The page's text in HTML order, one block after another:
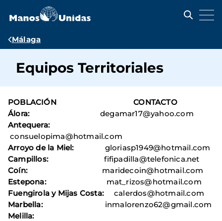
contenido
Ruta
navegación
Málaga
Equipos Territoriales
POBLACIÓN CONTACTO
Álora: degamar17@yahoo.com
Antequera:
consuelopima@hotmail.com
Arroyo de la Miel: gloriasp1949@hotmail.com
Campillos:fifipadilla@telefonica.net
Coín: maridecoin@hotmail.com
Estepona: mat_rizos@hotmail.com
Fuengirola y Mijas Costa: calerdos@hotmail.com
Marbella: inmalorenzo62@gmail.com
Melilla: